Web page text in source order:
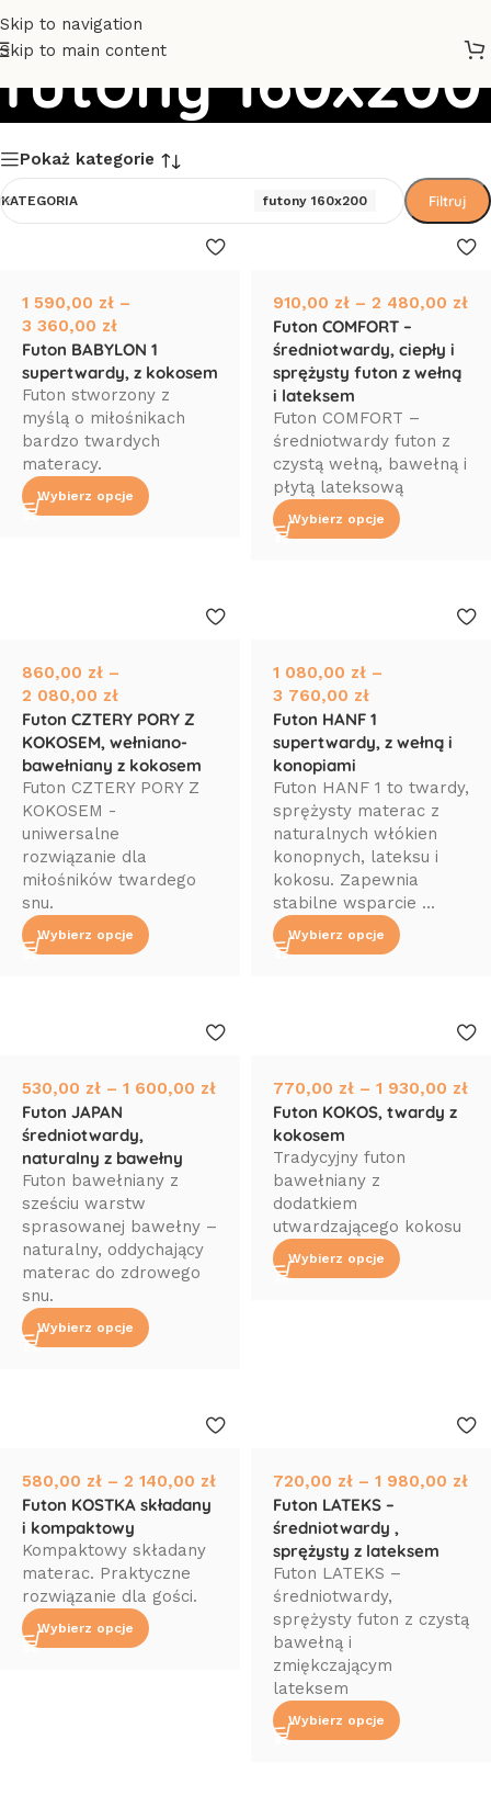
Skip to navigation
Skip to main content
futony 160x200
Pokaż kategorie
KATEGORIA futony 160x200 Filtruj
1 590,00 zł –
3 360,00 zł
Futon BABYLON 1
supertwardy, z kokosem
Futon stworzony z
myślą o miłośnikach
bardzo twardych
materacy.
Wybierz opcje
910,00 zł – 2 480,00 zł
Futon COMFORT –
średniotwardy, ciepły i
sprężysty futon z wełną
i lateksem
Futon COMFORT –
średniotwardy futon z
czystą wełną, bawełną i
płytą lateksową
Wybierz opcje
860,00 zł –
2 080,00 zł
Futon CZTERY PORY Z
KOKOSEM, wełniano-
bawełniany z kokosem
Futon CZTERY PORY Z
KOKOSEM -
uniwersalne
rozwiązanie dla
miłośników twardego
snu.
Wybierz opcje
1 080,00 zł –
3 760,00 zł
Futon HANF 1
supertwardy, z wełną i
konopiami
Futon HANF 1 to twardy,
sprężysty materac z
naturalnych włókien
konopnych, lateksu i
kokosu. Zapewnia
stabilne wsparcie ...
Wybierz opcje
530,00 zł – 1 600,00 zł
Futon JAPAN
średniotwardy,
naturalny z bawełny
Futon bawełniany z
sześciu warstw
sprasowanej bawełny –
naturalny, oddychający
materac do zdrowego
snu.
Wybierz opcje
770,00 zł – 1 930,00 zł
Futon KOKOS, twardy z
kokosem
Tradycyjny futon
bawełniany z
dodatkiem
utwardzającego kokosu
Wybierz opcje
580,00 zł – 2 140,00 zł
Futon KOSTKA składany
i kompaktowy
Kompaktowy składany
materac. Praktyczne
rozwiązanie dla gości.
Wybierz opcje
720,00 zł – 1 980,00 zł
Futon LATEKS –
średniotwardy ,
sprężysty z lateksem
Futon LATEKS –
średniotwardy,
sprężysty futon z czystą
bawełną i
zmiękczającym
lateksem
Wybierz opcje